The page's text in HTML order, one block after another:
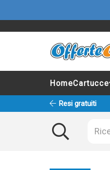
HomeCartucce
Resi gratuiti